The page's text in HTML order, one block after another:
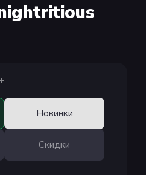
Новинки
Скидки